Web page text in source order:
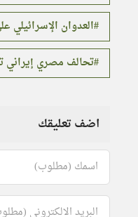
العدوان الإسرائيلي
تحالف مصري إيراني
اضف تعليقك